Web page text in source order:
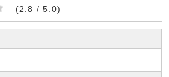
(2.8 / 5.0)